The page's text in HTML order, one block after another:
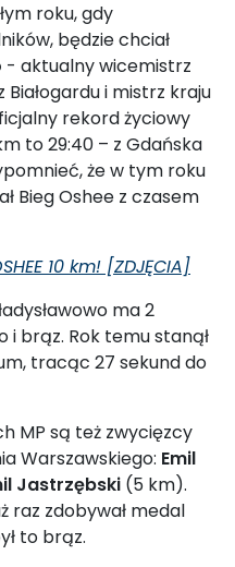
roku, gdy
będzie chciał
- aktualny wicemistrz
Białogardu i mistrz kraju
rekord życiowy
to 29:40 – z Gdańska
że w tym roku
Bieg Oshee z czasem
10 km! [ZDJĘCIA]
ma 2
i brąz. Rok temu stanął
tracąc 27 sekund do
MP są też zwycięzcy
Warszawskiego: Emil
Jastrzębski (5 km).
raz zdobywał medal
to brąz.